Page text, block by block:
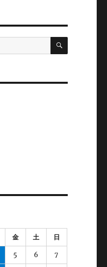
検
金 土 日
5 6 7